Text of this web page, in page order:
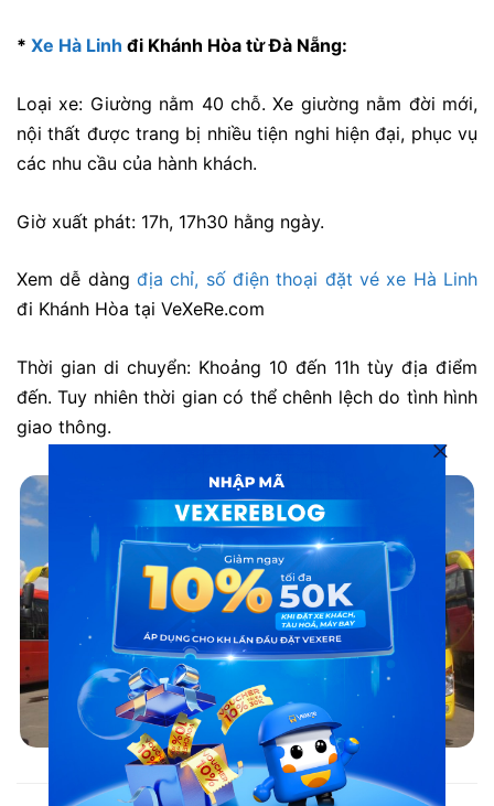
* Xe Hà Linh đi Khánh Hòa từ Đà Nẵng:
Loại xe: Giường nằm 40 chỗ. Xe giường nằm đời mới,
nội thất được trang bị nhiều tiện nghi hiện đại, phục vụ
các nhu cầu của hành khách.
Giờ xuất phát: 17h, 17h30 hằng ngày.
Xem dễ dàng địa chỉ, số điện thoại đặt vé xe Hà Linh
đi Khánh Hòa tại VeXeRe.com
Thời gian di chuyển: Khoảng 10 đến 11h tùy địa điểm
đến. Tuy nhiên thời gian có thể chênh lệch do tình hình
giao thông.
Xe Dương Hồng đi Khánh Hòa từ Đà Nẵng: Hà Linh